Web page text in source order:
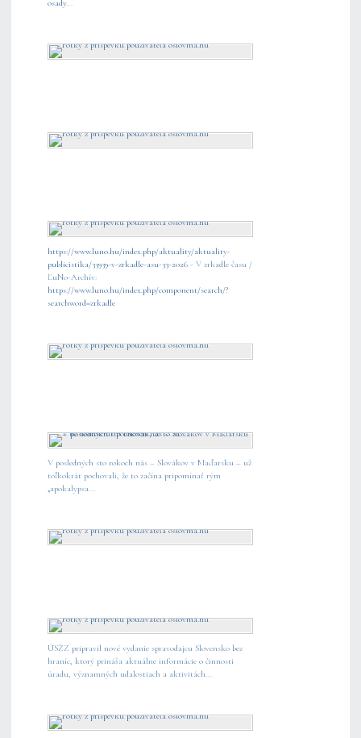
osady...
https://www.luno.hu/index.php/aktuality/aktuality-
publicistika/33939-v-zrkadle-asu-33-2026 - V zrkadle času /
ĽuNo-Archív:
https://www.luno.hu/index.php/component/search/?
searchword=zrkadle
V posledných sto rokoch nás – Slovákov v Maďarsku – už
toľkokrát pochovali, že to začína pripomínať rým
„apokalypsa...
ÚSŽZ pripravil nové vydanie spravodajcu Slovensko bez
hraníc, ktorý prináša aktuálne informácie o činnosti
úradu, významných udalostiach a aktivitách...